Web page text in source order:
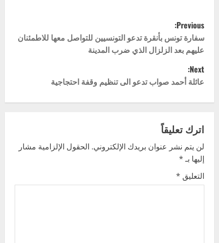
P
o
s
t
n
a
v
i
g
Previous:
سفارة تونس بأنقرة تدعو التونسيين للتواصل معها للاطمئنان
عليهم بعد الزلزال الذي ضرب المدينة
Next:
عائلة أحمد صواب تدعو الى تنظيم وقفة احتجاجية
اترك تعليقاً
لن يتم نشر عنوان بريدك الإلكتروني. الحقول الإلزامية مشار
إليها بـ*
التعليق *